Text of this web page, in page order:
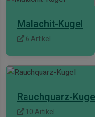
Malachit-Kugel
6 Artikel
Rauchquarz-Kugel
10 Artikel